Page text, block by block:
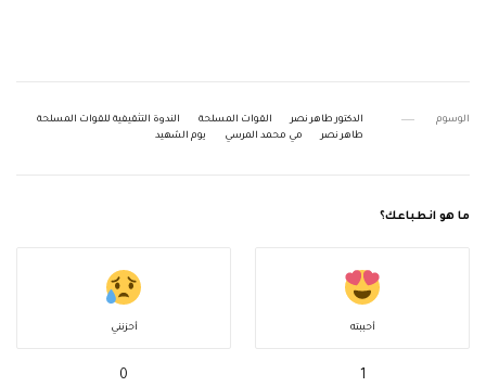
الوسوم الدكتور طاهر نصر القوات المسلحة
الندوة التثقيفية للقوات المسلحة
طاهر نصر
مي محمد المرسي يوم الشهيد
ما هو انطباعك؟
أحببته
1
أحزنني
0